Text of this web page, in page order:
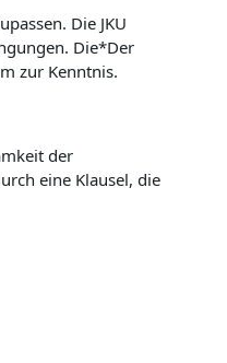
Die JKU
Die*Der
zur Kenntnis.
der
eine Klausel, die